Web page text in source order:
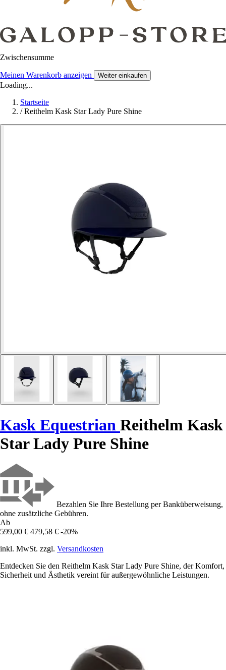
Zwischensumme
Meinen Warenkorb anzeigen Weiter einkaufen
Loading...
Startseite
/ Reithelm Kask Star Lady Pure Shine
Kask Equestrian Reithelm Kask
Star Lady Pure Shine
Bezahlen Sie Ihre Bestellung per Banküberweisung,
ohne zusätzliche Gebühren.
Ab
599,00 € 479,58 € -20%
inkl. MwSt. zzgl. Versandkosten
Entdecken Sie den Reithelm Kask Star Lady Pure Shine, der Komfort,
Sicherheit und Ästhetik vereint für außergewöhnliche Leistungen.